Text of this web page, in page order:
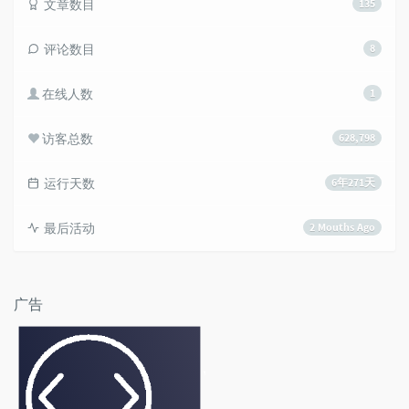
135
文章数目
8
评论数目
1
在线人数
628,798
访客总数
6年271天
运行天数
2 Mouths Ago
最后活动
广告